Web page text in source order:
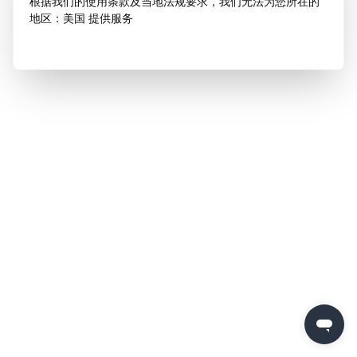
地区：美国 提供服务